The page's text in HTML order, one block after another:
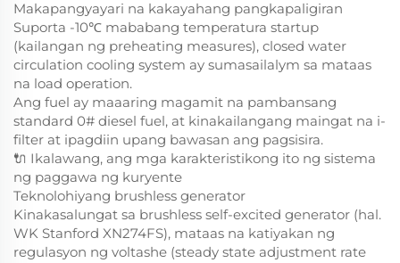
Makapangyayari na kakayahang pangkapaligiran
Suporta -10℃ mababang temperatura startup
(kailangan ng preheating measures), closed water
circulation cooling system ay sumasailalym sa mataas
na load operation.
Ang fuel ay maaaring magamit na pambansang
standard 0# diesel fuel, at kinakailangang maingat na i-
filter at ipagdiin upang bawasan ang pagsisira.
🔌 Ikalawang, ang mga karakteristikong ito ng sistema
ng paggawa ng kuryente
Teknolohiyang brushless generator
Kinakasalungat sa brushless self-excited generator (hal.
WK Stanford XN274FS), mataas na katiyakan ng
regulasyon ng voltashe (steady state adjustment rate